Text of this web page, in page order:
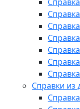
Справки из